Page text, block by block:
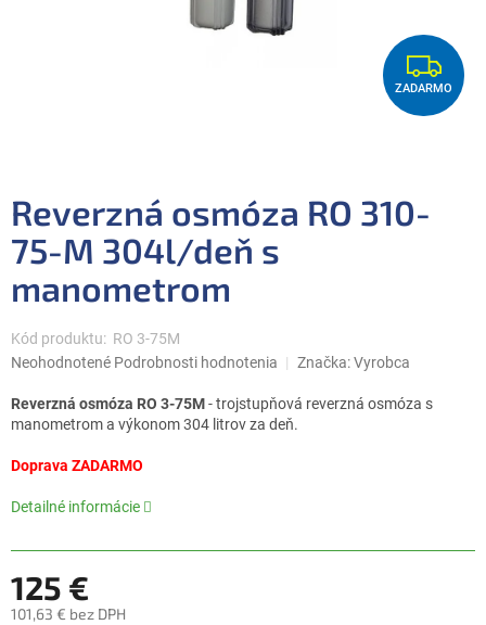
Z
A
ZADARMO
Reverzná osmóza RO 310-
75-M 304l/deň s
manometrom
Kód produktu: RO 3-75M
Priemerné
produktu
je
z
hviezdičiek.
Neohodnotené Podrobnosti hodnotenia Značka:Vyrobca
Reverzná osmóza RO 3-75M- trojstupňová reverzná osmóza s
manometrom a výkonom 304 litrov za deň.
Doprava ZADARMO
Detailné informácie
125 €
101,63 € bez DPH